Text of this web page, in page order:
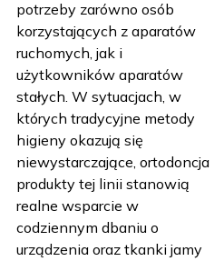
potrzeby zarówno osób
korzystających z aparatów
ruchomych, jak i
użytkowników aparatów
stałych. W sytuacjach, w
których tradycyjne metody
higieny okazują się
niewystarczające, ortodoncja
produkty tej linii stanowią
realne wsparcie w
codziennym dbaniu o
urządzenia oraz tkanki jamy